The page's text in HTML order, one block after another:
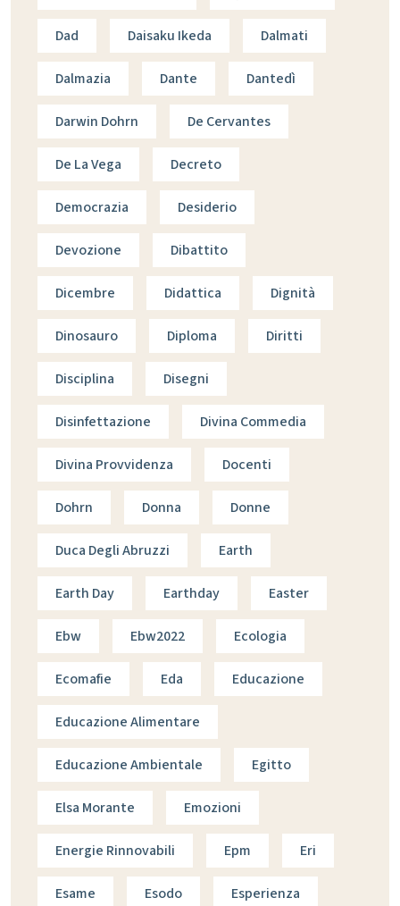
Dad Daisaku Ikeda Dalmati
Dalmazia Dante Dantedì
Darwin Dohrn De Cervantes
De La Vega Decreto
Democrazia Desiderio
Devozione Dibattito
Dicembre Didattica Dignità
Dinosauro Diploma Diritti
Disciplina Disegni
Disinfettazione Divina Commedia
Divina Provvidenza Docenti
Dohrn Donna Donne
Duca Degli Abruzzi Earth
Earth Day Earthday Easter
Ebw Ebw2022 Ecologia
Ecomafie Eda Educazione
Educazione Alimentare
Educazione Ambientale Egitto
Elsa Morante Emozioni
Energie Rinnovabili Epm Eri
Esame Esodo Esperienza